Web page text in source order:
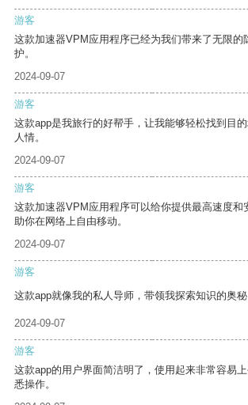
游客
这款加速器VPM应用程序已经为我们带来了无限的
护。
2024-09-07
游客
这款app是我旅行的好帮手，让我能够轻松找到目
人情。
2024-09-07
游客
这款加速器VPM应用程序可以给你提供最高速度和
助你在网络上自由移动。
2024-09-07
游客
这款app就像我的私人导师，带领我探索知识的奥秘
2024-09-07
游客
这款app的用户界面简洁明了，使用起来非常容易
悉操作。